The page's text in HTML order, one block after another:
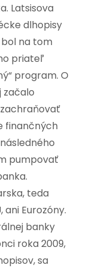
Latsisova
dlhopisy
na tom
priateľ
program. O
začalo
finančných
pumpovať
teda
ani Eurozóny.
banky
roka 2009,
sa